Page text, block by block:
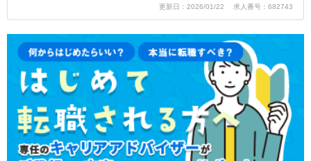
更新日：2026/01/22 求人番号：682743